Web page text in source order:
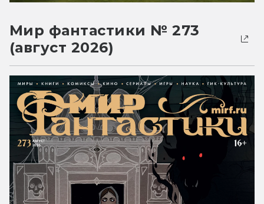
Мир фантастики № 273
(август 2026)